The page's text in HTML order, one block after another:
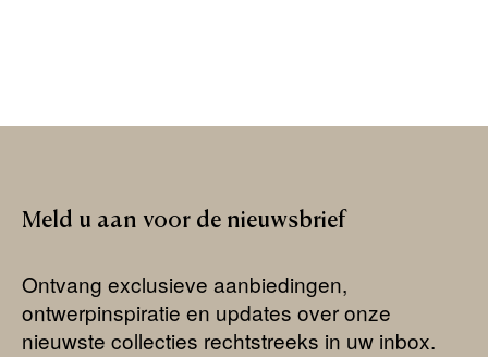
Meld u aan voor de nieuwsbrief
Ontvang exclusieve aanbiedingen,
ontwerpinspiratie en updates over onze
nieuwste collecties rechtstreeks in uw inbox.